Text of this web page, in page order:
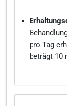
pro Tag
beträgt 10